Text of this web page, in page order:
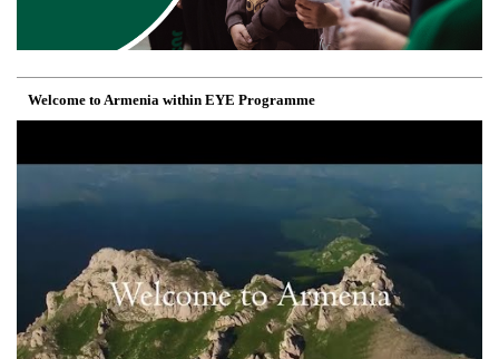
Welcome to Armenia within EYE Programme